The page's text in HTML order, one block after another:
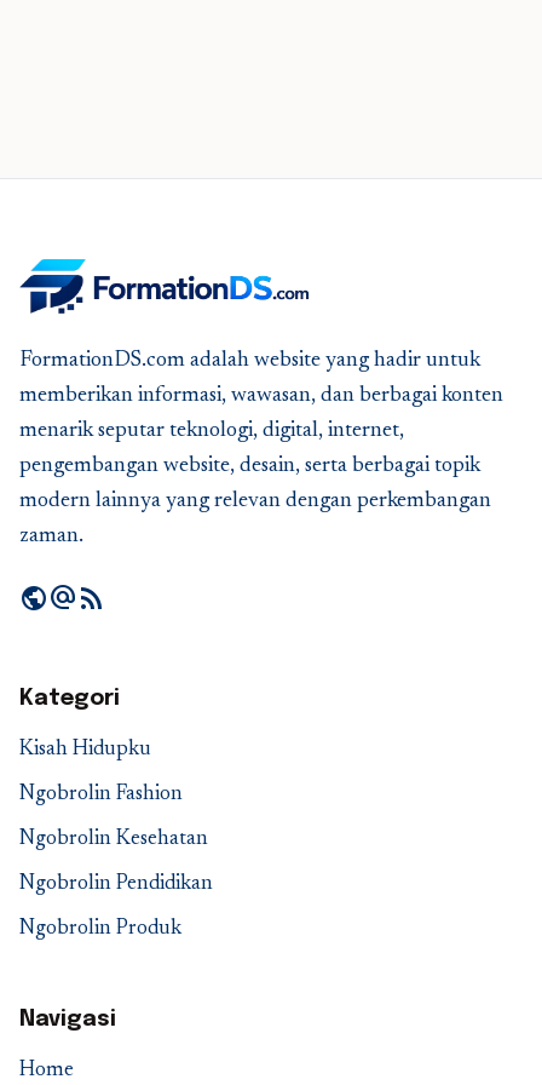
FormationDS.com adalah website yang hadir untuk
memberikan informasi, wawasan, dan berbagai konten
menarik seputar teknologi, digital, internet,
pengembangan website, desain, serta berbagai topik
modern lainnya yang relevan dengan perkembangan
zaman.
publicalternate_emailrss_feed
Kategori
Kisah Hidupku
Ngobrolin Fashion
Ngobrolin Kesehatan
Ngobrolin Pendidikan
Ngobrolin Produk
Navigasi
Home